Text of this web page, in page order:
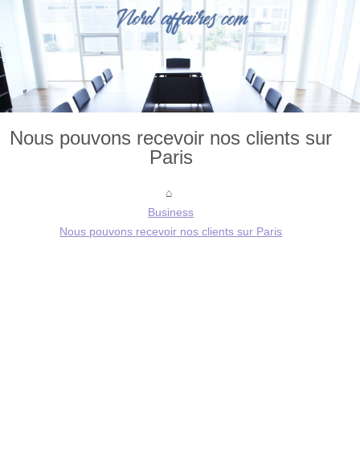
Nous pouvons recevoir nos clients sur
Paris
Business
Nous pouvons recevoir nos clients sur Paris